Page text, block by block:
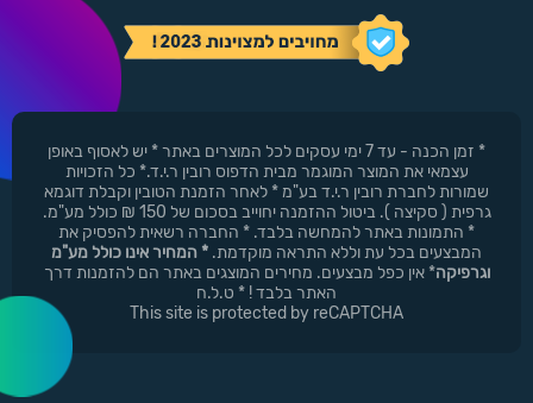
* זמן הכנה - עד 7 ימי עסקים לכל המוצרים באתר * יש לאסוף באופן
עצמאי את המוצר המוגמר מבית הדפוס רובין ר.י.ד.* כל הזכויות
שמורות לחברת רובין ר.י.ד בע"מ * לאחר הזמנת הטובין וקבלת דוגמא
גרפית ( סקיצה ). ביטול ההזמנה יחוייב בסכום של 150 ₪ כולל מע"מ.
* התמונות באתר להמחשה בלבד. * החברה רשאית להפסיק את
המבצעים בכל עת וללא התראה מוקדמת. * המחיר אינו כולל מע"מ
וגרפיקה* אין כפל מבצעים. מחירים המוצגים באתר הם להזמנות דרך
האתר בלבד ! * ט.ל.ח
This site is protected by reCAPTCHA